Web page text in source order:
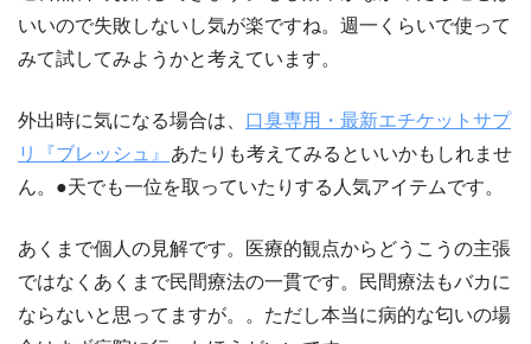
いいので失敗しないし気が楽ですね。週一くらいで使って
みて試してみようかと考えています。
外出時に気になる場合は、 口臭専用・最新エチケットサプ
リ『ブレッシュ』
あたりも考えてみるといいかもしれませ
ん。●天でも一位を取っていたりする人気アイテムです。
あくまで個人の見解です。医療的観点からどうこうの主張
ではなくあくまで民間療法の一貫です。民間療法もバカに
ならないと思ってますが。。ただし本当に病的な匂いの場